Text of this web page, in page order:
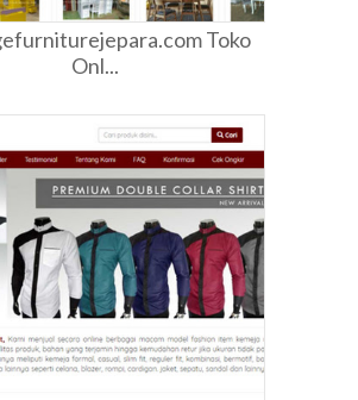
Toko
Onl...